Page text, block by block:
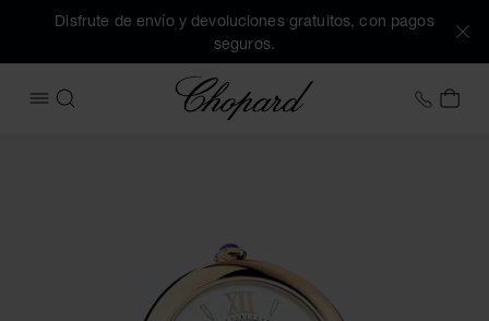
Disfrute de envío y devoluciones gratuitos, con pagos
seguros.
ABRIR MENÚ
BUSCAR
Chopard +34
MI